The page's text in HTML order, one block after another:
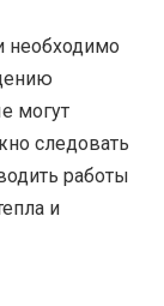
необходимо
могут
следовать
работы
и